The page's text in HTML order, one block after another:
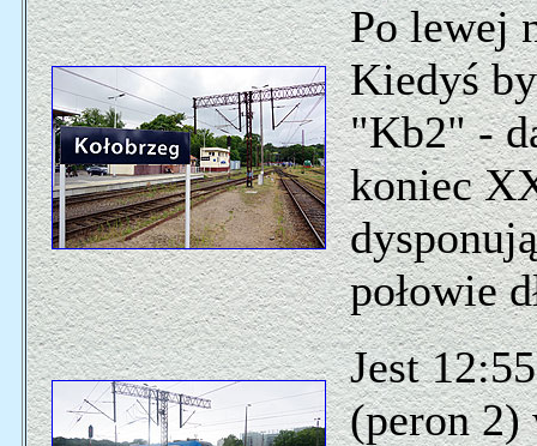
Po lewej
Kiedyś
"Kb2" -
koniec
połowie
Jest
(peron 2)